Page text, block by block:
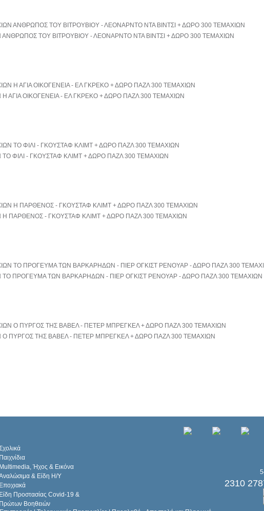
ΑΝΘΡΩΠΟΣ ΤΟΥ ΒΙΤΡΟΥΒΙΟΥ - ΛΕΟΝΑΡΝΤΟ ΝΤΑ ΒΙΝΤΣΙ + ΔΩΡΟ 300 ΤΕΜΑΧΙΩΝ
ΑΓΙΑ ΟΙΚΟΓΕΝΕΙΑ - ΕΛ ΓΚΡΕΚΟ + ΔΩΡΟ ΠΑΖΛ 300 ΤΕΜΑΧΙΩΝ
ΦΙΛΙ - ΓΚΟΥΣΤΑΦ ΚΛΙΜΤ + ΔΩΡΟ ΠΑΖΛ 300 ΤΕΜΑΧΙΩΝ
Η ΠΑΡΘΕΝΟΣ - ΓΚΟΥΣΤΑΦ ΚΛΙΜΤ + ΔΩΡΟ ΠΑΖΛ 300 ΤΕΜΑΧΙΩΝ
ΤΟ ΠΡΟΓΕΥΜΑ ΤΩΝ ΒΑΡΚΑΡΗΔΩΝ - ΠΙΕΡ ΟΓΚΙΣΤ ΡΕΝΟΥΑΡ - ΔΩΡΟ ΠΑΖΛ 300 ΤΕΜΑΧΙΩΝ
Ο ΠΥΡΓΟΣ ΤΗΣ ΒΑΒΕΛ - ΠΕΤΕΡ ΜΠΡΕΓΚΕΛ + ΔΩΡΟ ΠΑΖΛ 300 ΤΕΜΑΧΙΩΝ
Παιχνίδια
Multimedia, Ήχος & Εικόνα
& Είδη Η/Υ
Εποχιακά
Είδη Προστασίας Covid-19 &
Πρώτων Βοηθειών
2310